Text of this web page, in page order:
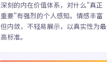
深刻的内在价值体系，对什么"真正
重要"有强烈的个人感知。情感丰富
但内敛，不轻易展示，以真实性为最
高标准。